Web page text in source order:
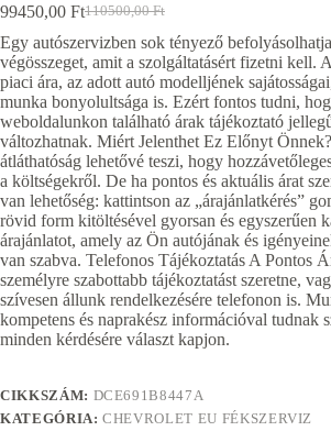
110500,00Ft
Original
price
was:
110500,00 Ft.
99450,00 FtCurrent
price
is:
99450,00 Ft.
Egy autószervizben sok tényező
végösszeget, amit a szolgáltatásért fizetni kell.
piaci ára, az adott autó modelljének
munka bonyolultsága is. Ezért fontos tudni,
weboldalunkon található árak tájékoztató
változhatnak. Miért Jelenthet Ez Előnyt
átláthatóság lehetővé teszi, hogy
a költségekről. De ha pontos és aktuális árat
van lehetőség: kattintson az „árajánlatkérés”
rövid form kitöltésével gyorsan és egyszerűen
árajánlatot, amely az Ön autójának és
van szabva. Telefonos Tájékoztatás A Pontos
személyre szabottabb tájékoztatást szeretne,
szívesen állunk rendelkezésére telefonon is.
kompetens és naprakész információval tudnak
minden kérdésére választ kapjon.
CIKKSZÁM: DCE691B8447A
KATEGÓRIA:CHEVROLET EU FÉKSZERVIZ